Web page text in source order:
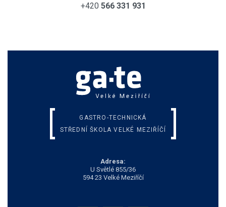
+420 566 331 931
GASTRO-TECHNICKÁ
STŘEDNÍ ŠKOLA VELKÉ MEZIŘÍČÍ
Adresa:
U Světlé 855/36
594 23 Velké Meziříčí